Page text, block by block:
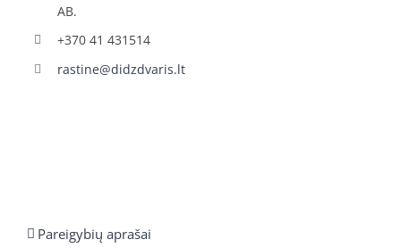
AB.
+370 41 431514
rastine@didzdvaris.lt
Pareigybių aprašai